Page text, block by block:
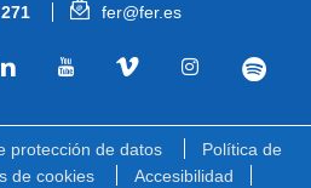
fer@fer.es
protección de datos
Política de
de cookies
Accesibilidad